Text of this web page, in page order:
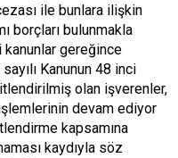
ile bunlara ilişkin
borçları bulunmakla
gereğince
Kanunun 48 inci
olan işverenler,
devam ediyor
kapsamına
kaydıyla söz